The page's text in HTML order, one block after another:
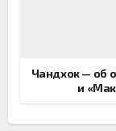
Чандхок — об
и